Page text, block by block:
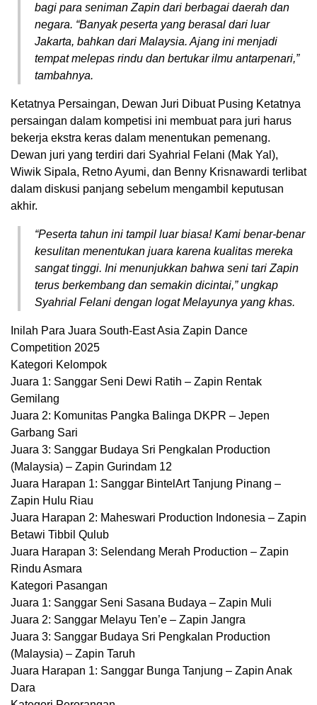
bagi para seniman Zapin dari berbagai daerah dan
negara. “Banyak peserta yang berasal dari luar
Jakarta, bahkan dari Malaysia. Ajang ini menjadi
tempat melepas rindu dan bertukar ilmu antarpenari,”
tambahnya.
Ketatnya Persaingan, Dewan Juri Dibuat Pusing Ketatnya
persaingan dalam kompetisi ini membuat para juri harus
bekerja ekstra keras dalam menentukan pemenang.
Dewan juri yang terdiri dari Syahrial Felani (Mak Yal),
Wiwik Sipala, Retno Ayumi, dan Benny Krisnawardi terlibat
dalam diskusi panjang sebelum mengambil keputusan
akhir.
“Peserta tahun ini tampil luar biasa! Kami benar-benar
kesulitan menentukan juara karena kualitas mereka
sangat tinggi. Ini menunjukkan bahwa seni tari Zapin
terus berkembang dan semakin dicintai,” ungkap
Syahrial Felani dengan logat Melayunya yang khas.
Inilah Para Juara South-East Asia Zapin Dance
Competition 2025
Kategori Kelompok
Juara 1: Sanggar Seni Dewi Ratih – Zapin Rentak
Gemilang
Juara 2: Komunitas Pangka Balinga DKPR – Jepen
Garbang Sari
Juara 3: Sanggar Budaya Sri Pengkalan Production
(Malaysia) – Zapin Gurindam 12
Juara Harapan 1: Sanggar BintelArt Tanjung Pinang –
Zapin Hulu Riau
Juara Harapan 2: Maheswari Production Indonesia – Zapin
Betawi Tibbil Qulub
Juara Harapan 3: Selendang Merah Production – Zapin
Rindu Asmara
Kategori Pasangan
Juara 1: Sanggar Seni Sasana Budaya – Zapin Muli
Juara 2: Sanggar Melayu Ten’e – Zapin Jangra
Juara 3: Sanggar Budaya Sri Pengkalan Production
(Malaysia) – Zapin Taruh
Juara Harapan 1: Sanggar Bunga Tanjung – Zapin Anak
Dara